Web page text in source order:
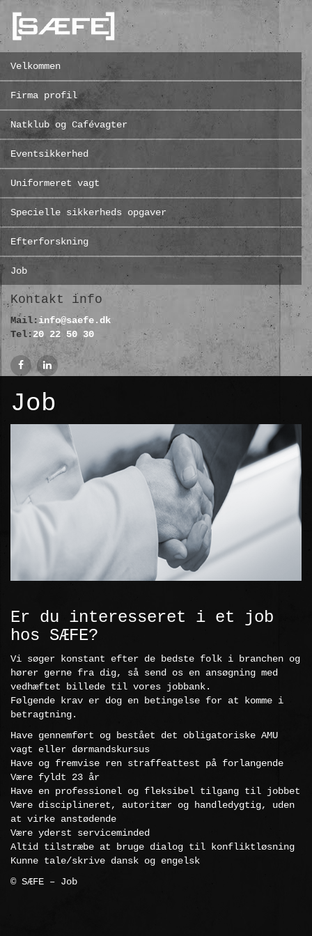
Velkommen
Firma profil
Natklub og Cafévagter
Eventsikkerhed
Uniformeret vagt
Specielle sikkerheds opgaver
Efterforskning
Job
Kontakt info
Mail: info@saefe.dk
Tel:20 22 50 30
Job
Er du interesseret i et job
hos SÆFE?
Vi søger konstant efter de bedste folk i branchen og
hører gerne fra dig, så send os en ansøgning med
vedhæftet billede til vores jobbank.
Følgende krav er dog en betingelse for at komme i
betragtning.
Have gennemført og bestået det obligatoriske AMU
vagt eller dørmandskursus
Have og fremvise ren straffeattest på forlangende
Være fyldt 23 år
Have en professionel og fleksibel tilgang til jobbet
Være disciplineret, autoritær og handledygtig, uden
at virke anstødende
Være yderst serviceminded
Altid tilstræbe at bruge dialog til konfliktløsning
Kunne tale/skrive dansk og engelsk
© SÆFE – Job